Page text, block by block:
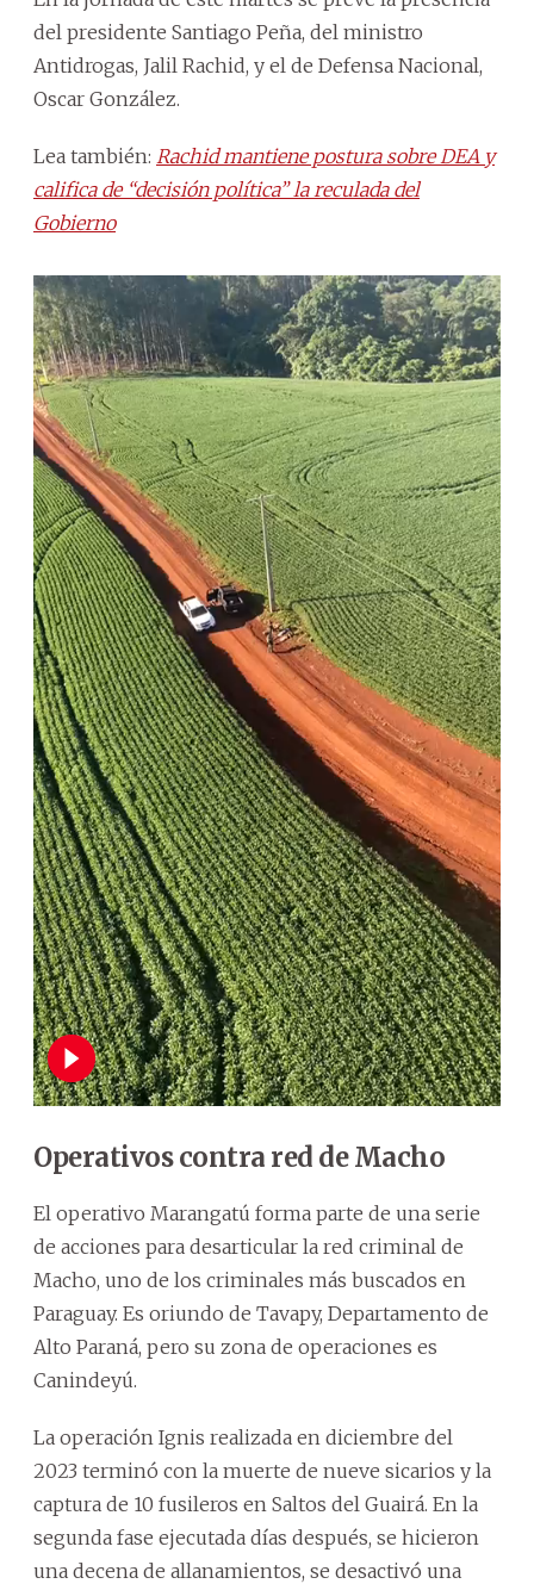
del presidente Santiago Peña, del ministro
Antidrogas, Jalil Rachid, y el de Defensa Nacional,
Oscar González.
Lea también: Rachid mantiene postura sobre DEA y
califica de “decisión política” la reculada del
Gobierno
Operativos contra red de Macho
El operativo Marangatú forma parte de una serie
de acciones para desarticular la red criminal de
Macho, uno de los criminales más buscados en
Paraguay. Es oriundo de Tavapy, Departamento de
Alto Paraná, pero su zona de operaciones es
Canindeyú.
La operación Ignis realizada en diciembre del
2023 terminó con la muerte de nueve sicarios y la
captura de 10 fusileros en Saltos del Guairá. En la
segunda fase ejecutada días después, se hicieron
una decena de allanamientos, se desactivó una